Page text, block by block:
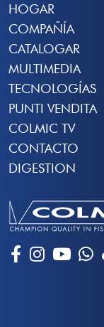
HOGAR
COMPAÑÍA
CATALOGAR
MULTIMEDIA
TECNOLOGÍAS
PUNTI VENDITA
COLMIC TV
CONTACTO
DIGESTION